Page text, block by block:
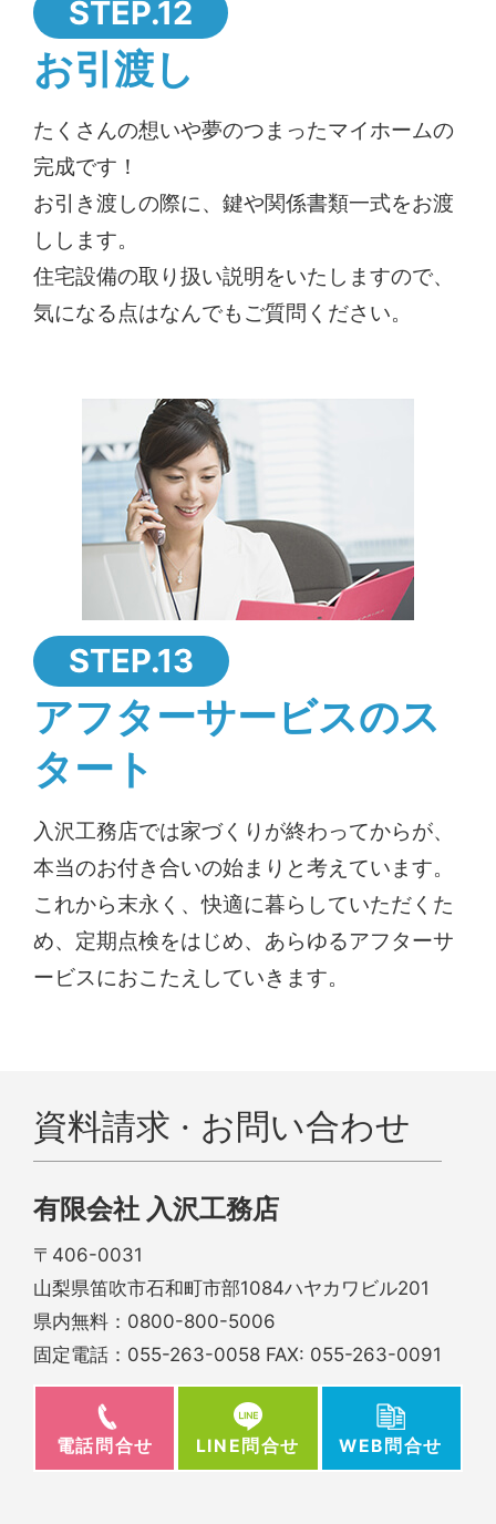
STEP.12
お引渡し
たくさんの想いや夢のつまったマイホームの
完成です！
お引き渡しの際に、鍵や関係書類一式をお渡
しします。
住宅設備の取り扱い説明をいたしますので、
気になる点はなんでもご質問ください。
STEP.13
アフターサービスのス
タート
入沢工務店では家づくりが終わってからが、
本当のお付き合いの始まりと考えています。
これから末永く、快適に暮らしていただくた
め、定期点検をはじめ、あらゆるアフターサ
ービスにおこたえしていきます。
資料請求 · お問い合わせ
有限会社 入沢工務店
〒406-0031
山梨県笛吹市石和町市部1084ハヤカワビル201
県内無料： 0800-800-5006
固定電話： 055-263-0058 FAX: 055-263-0091
電話問合せ LINE問合せ WEB問合せ